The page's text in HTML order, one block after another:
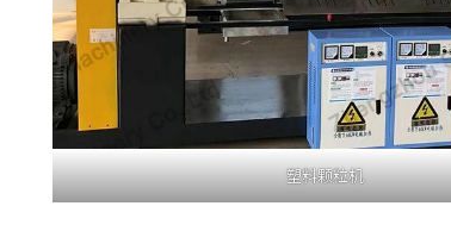
塑料颗粒机